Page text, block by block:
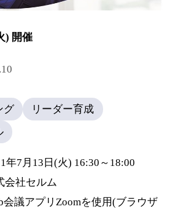
) 開催
グ
リーダー育成
年7月13日(火) 16:30～18:00
会社セルム
会議アプリZoomを使用(ブラウザ